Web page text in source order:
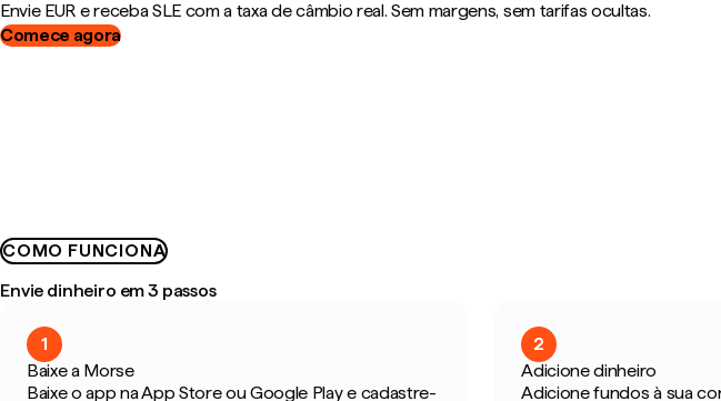
Envie EUR e receba SLE com a taxa de câmbio real. Sem margens, sem tarifas ocultas.
Comece agora
COMO FUNCIONA
Envie dinheiro em 3 passos
1
Baixe a Morse
Baixe o app na App Store ou Google Play e cadastre-
2
Adicione dinheiro
Adicione fundos à sua